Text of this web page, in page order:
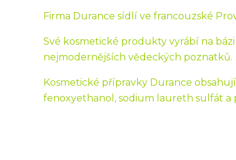
Firma Durance sídlí ve francouzské
Své kosmetické produkty vyrábí na
nejmodernějších vědeckých poznatků.
Kosmetické přípravky Durance
fenoxyethanol, sodium laureth sulfát a